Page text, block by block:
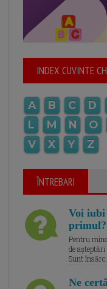
INDEX CUVINTE
A B C D
L
M N O
V
X Y Z
ÎNTREBARI
Voi iubi
primul?
Pentru
de
Sunt
Ne